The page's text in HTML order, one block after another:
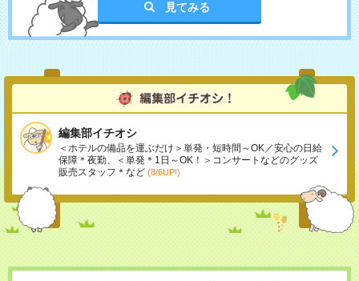
見てみる
編集部イチオシ
＜ホテルの備品を運ぶだけ＞単発・短時間～OK／安心の日給
保障＊夜勤、＜単発＊1日～OK！＞コンサートなどのグッズ
販売スタッフ＊など (8/6UP!)